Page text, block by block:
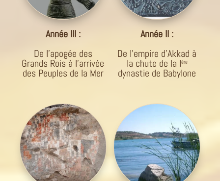
Année III :
De l’apogée des
Grands Rois à l’arrivée
des Peuples de la Mer
Année II :
De l’empire d’Akkad à
la chute de la Ière
dynastie de Babylone